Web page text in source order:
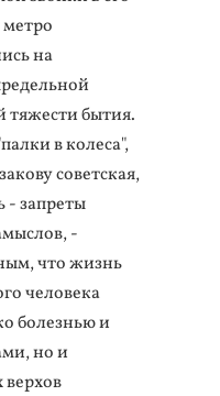
на
тяжести бытия.
в колеса",
советская,
- запреты
-
что жизнь
человека
болезнью и
но и